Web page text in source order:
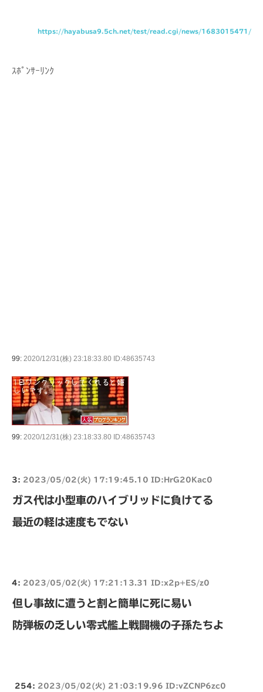
https://hayabusa9.5ch.net/test/read.cgi/news/1683015471/
ｽﾎﾟﾝｻｰﾘﾝｸ
99: 2020/12/31(株) 23:18:33.80 ID:48635743
99: 2020/12/31(株) 23:18:33.80 ID:48635743
3: 2023/05/02(火) 17:19:45.10 ID:HrG20Kac0
ガス代は小型車のハイブリッドに負けてる
最近の軽は速度もでない
4: 2023/05/02(火) 17:21:13.31 ID:x2p+ES/z0
但し事故に遭うと割と簡単に死に易い
防弾板の乏しい零式艦上戦闘機の子孫たちよ
254: 2023/05/02(火) 21:03:19.96 ID:vZCNP6zc0